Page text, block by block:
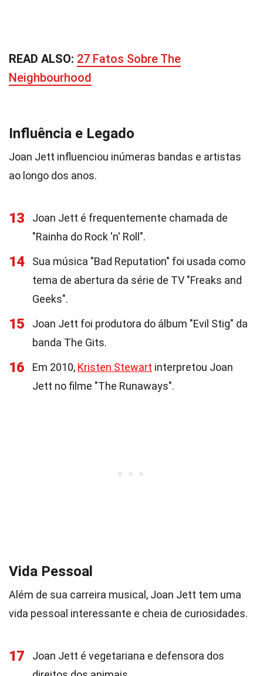
READ ALSO: 27 Fatos Sobre The
Neighbourhood
Influência e Legado
Joan Jett influenciou inúmeras bandas e artistas
ao longo dos anos.
13
Joan Jett é frequentemente chamada de
"Rainha do Rock 'n' Roll".
14
Sua música "Bad Reputation" foi usada como
tema de abertura da série de TV "Freaks and
Geeks".
15
Joan Jett foi produtora do álbum "Evil Stig" da
banda The Gits.
16 Em 2010, Kristen Stewart interpretou Joan
Jett no filme "The Runaways".
Vida Pessoal
Além de sua carreira musical, Joan Jett tem uma
vida pessoal interessante e cheia de curiosidades.
17
Joan Jett é vegetariana e defensora dos